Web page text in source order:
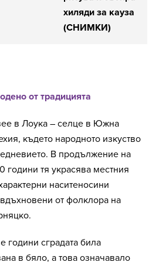
хиляди за кауза
(СНИМКИ)
от традицията
в Лоука – селце в Южна
където народното изкуство
В продължение на
години тя украсява местния
наситеносини
от фолклора на
години сградата била
в бяло, а това означавало